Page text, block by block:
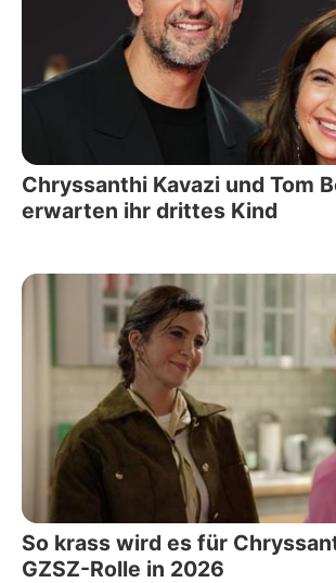
Chryssanthi Kavazi und Tom
erwarten ihr drittes Kind
So krass wird es für
GZSZ-Rolle in 2026